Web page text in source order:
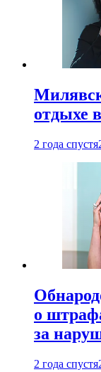
отдыхе
2 года спустя
о
за
2 года спустя